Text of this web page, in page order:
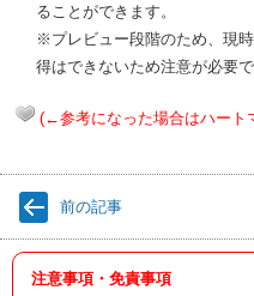
ることができます。
※プレビュー段階のため、現
得はできないため注意が必要で
(←参考になった場合はハート
前の記事
注意事項・免責事項